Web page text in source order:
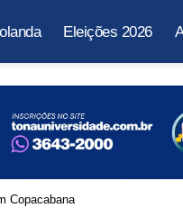
Eleições 2026
Copacabana